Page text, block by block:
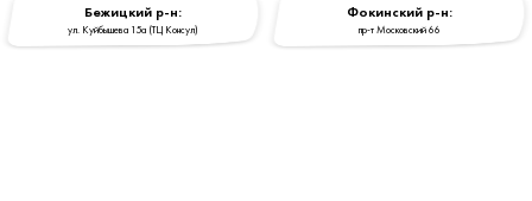
Бежицкий р-н:
ул. Куйбышева 15a (ТЦ Консул)
Фокинский р-н:
пр-т Московский 66